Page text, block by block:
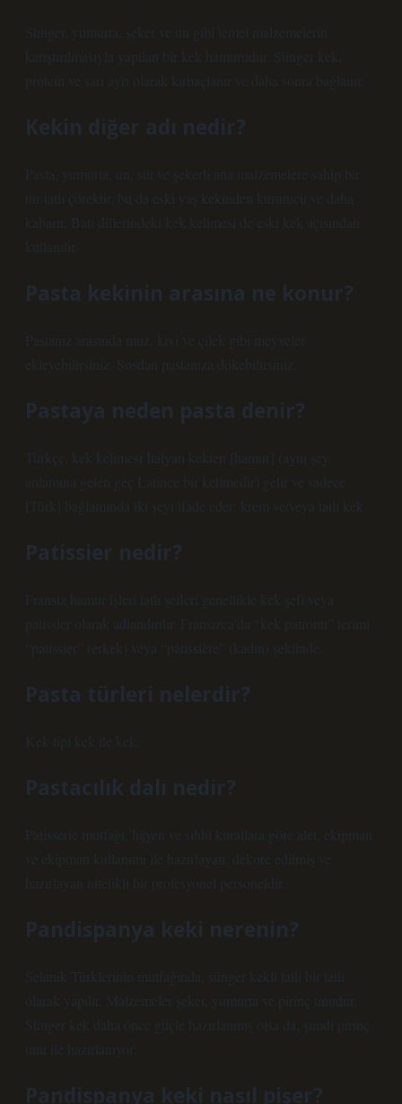
Sünger, yumurta, şeker ve un gibi temel malzemelerin
karıştırılmasıyla yapılan bir kek hamurudur. Sünger kek,
protein ve sarı ayrı olarak kırbaçlanır ve daha sonra bağlanır.
Kekin diğer adı nedir?
Pasta, yumurta, un, süt ve şekerli ana malzemelere sahip bir
tür tatlı çörektir, bu da eski yaş kekinden kurutucu ve daha
kabarır. Batı dillerindeki kek kelimesi de eski kek açısından
kullanılır.
Pasta kekinin arasına ne konur?
Pastanız arasında muz, kivi ve çilek gibi meyveler
ekleyebilirsiniz. Sosdan pastanıza dökebilirsiniz.
Pastaya neden pasta denir?
Türkçe, kek kelimesi İtalyan kekten [hamur] (aynı şey
anlamına gelen geç Latince bir kelimedir) gelir ve sadece
[Türk] bağlamında iki şeyi ifade eder: krem ​​ve/veya tatlı kek.
Patissier nedir?
Fransız hamur işleri tatlı şefleri genellikle kek şefi veya
patissier olarak adlandırılır. Fransızca’da “kek patronu” terimi
“patissier” (erkek) veya “pâtissière” (kadın) şeklinde.
Pasta türleri nelerdir?
Kek tipi kek ile kek.
Pastacılık dalı nedir?
Patisserie mutfağı, hijyen ve sıhhi kurallara göre alet, ekipman
ve ekipman kullanımı ile hazırlayan, dekore edilmiş ve
hazırlayan nitelikli bir profesyonel personeldir.
Pandispanya keki nerenin?
Selanik Türklerinin mutfağında, sünger kekli tatlı bir tatlı
olarak yapılır. Malzemeler şeker, yumurta ve pirinç unudur.
Sünger kek daha önce güçle hazırlanmış olsa da, şimdi pirinç
unu ile hazırlanıyor.
Pandispanya keki nasıl pişer?